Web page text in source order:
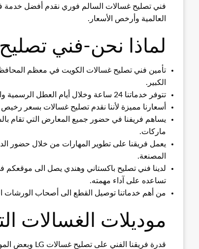
فني تصليح غسالات السالم فوري نقدم أفضل خدمة
العالمية وأرخص الأسعار.
لماذا نحن-فني
تأمين فني تصليح غسالات الكويت في معظم
الكبير.
تتوفر خدماتنا 24 ساعة وخلال أيام العطل الرسمية والأسبوعية والأعياد حرصا على منفعة العميل والبقاء بقربه.
أسعارنا مميزة لأننا نقدم تصليح غسالات بسعر رخيص
يساهم فريفنا في حضور جميع المعارض التي تقام
ماركات.
يعمل فريقنا على تطوير المهارات من خلال حضور
المصنعة.
لدينا فني تصليح باكستاني وهندي يصل الى موقعكم
تساعده على آداء مهمته.
من أهم خدماتنا توصيل القطع الى أصحاب
موديلات الغسالات
قدرة فريقنا الفني على تصليح غسالات LG وبعض الموديلات الأخرى مثل سميج